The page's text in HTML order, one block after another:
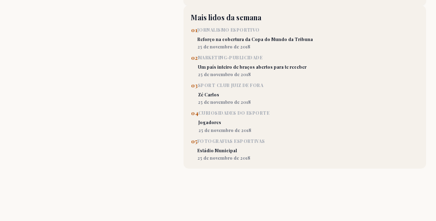
Mais lidos da semana
01JORNALISMO ESPORTIVO
Reforço na cobertura da Copa do Mundo da Tribuna
25 de novembro de 2018
02MARKETING-PUBLICIDADE
Um país inteiro de braços abertos para te receber
25 de novembro de 2018
03SPORT CLUB JUIZ DE FORA
Zé Carlos
25 de novembro de 2018
04CURIOSIDADES DO ESPORTE
Jogadores
25 de novembro de 2018
05FOTOGRAFIAS ESPORTIVAS
Estádio Municipal
25 de novembro de 2018